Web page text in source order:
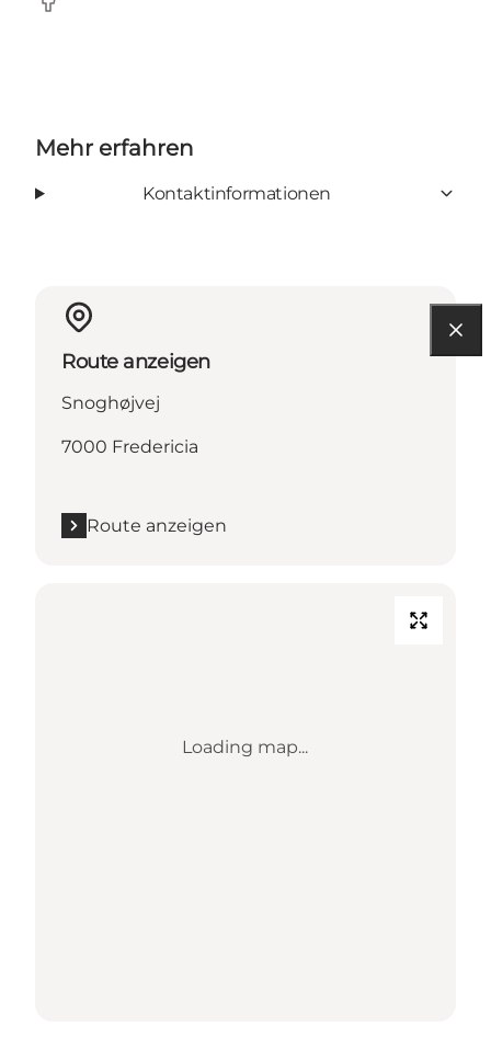
Facebook
Mehr erfahren
Kontaktinformationen
Route anzeigen
Snoghøjvej
7000 Fredericia
Route anzeigen
Loading map...